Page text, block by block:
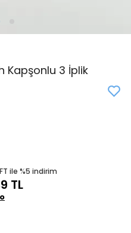
Kapşonlu 3 İplik
ile %5 indirim
TL